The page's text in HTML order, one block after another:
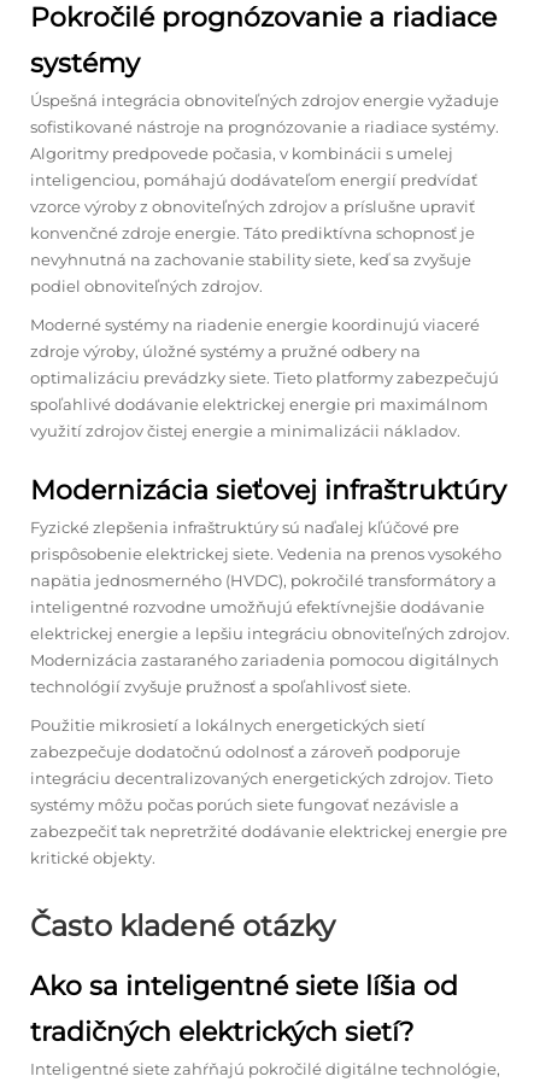
Pokročilé prognózovanie a riadiace
systémy
Úspešná integrácia obnoviteľných zdrojov energie vyžaduje
sofistikované nástroje na prognózovanie a riadiace systémy.
Algoritmy predpovede počasia, v kombinácii s umelej
inteligenciou, pomáhajú dodávateľom energií predvídať
vzorce výroby z obnoviteľných zdrojov a príslušne upraviť
konvenčné zdroje energie. Táto prediktívna schopnosť je
nevyhnutná na zachovanie stability siete, keď sa zvyšuje
podiel obnoviteľných zdrojov.
Moderné systémy na riadenie energie koordinujú viaceré
zdroje výroby, úložné systémy a pružné odbery na
optimalizáciu prevádzky siete. Tieto platformy zabezpečujú
spoľahlivé dodávanie elektrickej energie pri maximálnom
využití zdrojov čistej energie a minimalizácii nákladov.
Modernizácia sieťovej infraštruktúry
Fyzické zlepšenia infraštruktúry sú naďalej kľúčové pre
prispôsobenie elektrickej siete. Vedenia na prenos vysokého
napätia jednosmerného (HVDC), pokročilé transformátory a
inteligentné rozvodne umožňujú efektívnejšie dodávanie
elektrickej energie a lepšiu integráciu obnoviteľných zdrojov.
Modernizácia zastaraného zariadenia pomocou digitálnych
technológií zvyšuje pružnosť a spoľahlivosť siete.
Použitie mikrosietí a lokálnych energetických sietí
zabezpečuje dodatočnú odolnosť a zároveň podporuje
integráciu decentralizovaných energetických zdrojov. Tieto
systémy môžu počas porúch siete fungovať nezávisle a
zabezpečiť tak nepretržité dodávanie elektrickej energie pre
kritické objekty.
Často kladené otázky
Ako sa inteligentné siete líšia od
tradičných elektrických sietí?
Inteligentné siete zahŕňajú pokročilé digitálne technológie,